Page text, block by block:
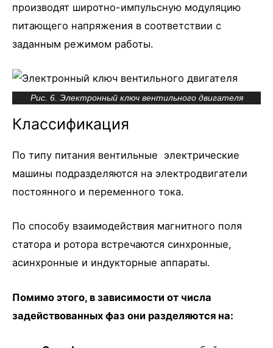
производят широтно-импульсную модуляцию
питающего напряжения в соответствии с
заданным режимом работы.
Рис. 6. Электронный ключ вентильного двигателя
Классификация
По типу питания вентильные электрические
машины подразделяются на электродвигатели
постоянного и переменного тока.
По способу взаимодействия магнитного поля
статора и ротора встречаются синхронные,
асинхронные и индукторные аппараты.
Помимо этого, в зависимости от числа
задействованных фаз они разделяются на: